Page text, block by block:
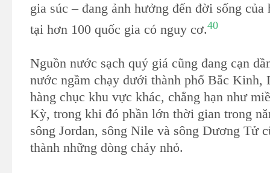
gia súc – đang ảnh hưởng đến đời sống
tại hơn 100 quốc gia có nguy cơ.40
Nguồn nước sạch quý giá cũng đang cạn
nước ngầm chạy dưới thành phố Bắc Kinh,
hàng chục khu vực khác, chẳng hạn như
Kỳ, trong khi đó phần lớn thời gian trong
sông Jordan, sông Nile và sông Dương Tử
thành những dòng chảy nhỏ.